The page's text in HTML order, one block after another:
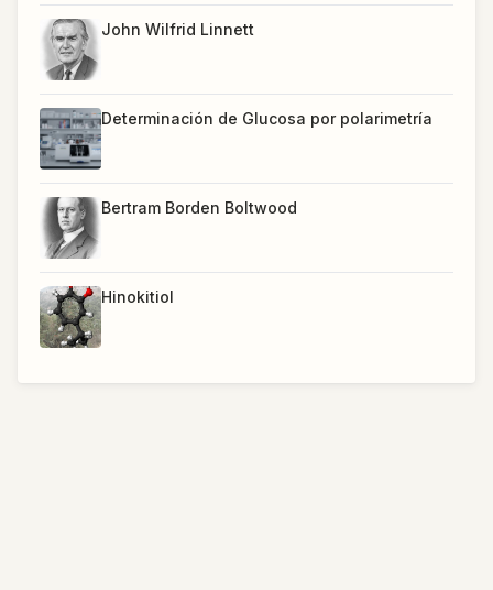
John Wilfrid Linnett
Determinación de Glucosa por polarimetría
Bertram Borden Boltwood
Hinokitiol